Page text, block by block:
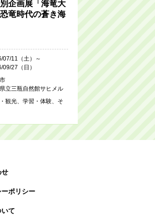
企画展「海竜大
竜時代の蒼き海
07/11（土）～
09/27（日）
立三瓶自然館サヒメル
観光
学習・体験
そ
せ
ポリシー
いて